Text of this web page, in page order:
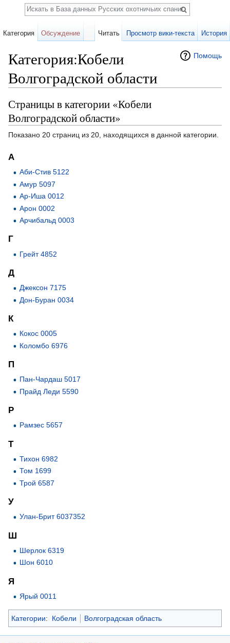
Помощь
Категория:Кобели
Волгоградской области
Страницы в категории «Кобели
Волгоградской области»
Показано 20 страниц из 20, находящихся в данной категории.
А
Аби-Стив 5122
Амур 5097
Ар-Иша 0012
Арон 0002
Арчибальд 0003
Г
Грейт 4852
Д
Джексон 7175
Дон-Буран 0034
К
Кокос 0005
Коломбо 6976
П
Пан-Чардаш 5017
Прайд Леди 5590
Р
Рамзес 5657
Т
Тихон 6982
Том 1699
Трой 6587
У
Улан-Брит 6037352
Ш
Шерлок 6319
Шон 6010
Я
Ярый 0011
Категории: Кобели Волгоградская область
Категория Обсуждение Читать Просмотр вики-текста История
Поиск